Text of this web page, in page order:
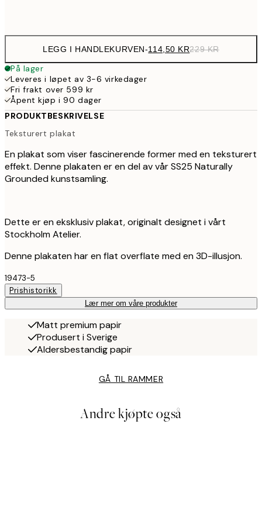
LEGG I HANDLEKURVEN-114,50 KR229 KR
På lager
Leveres i løpet av 3-6 virkedager
Fri frakt over 599 kr
Åpent kjøp i 90 dager
PRODUKTBESKRIVELSE
Teksturert plakat
En plakat som viser fascinerende former med en teksturert
effekt. Denne plakaten er en del av vår SS25 Naturally
Grounded kunstsamling.
Dette er en eksklusiv plakat, originalt designet i vårt
Stockholm Atelier.
Denne plakaten har en flat overflate med en 3D-illusjon.
19473-5
Prishistorikk
Lær mer om våre produkter
Matt premium papir
Produsert i Sverige
Aldersbestandig papir
GÅ TIL RAMMER
Andre kjøpte også